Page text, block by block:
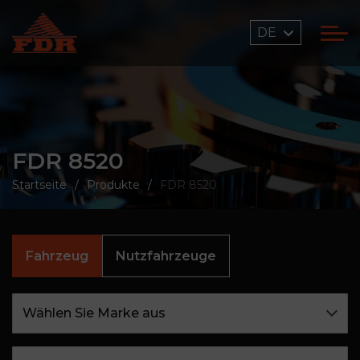
DE
FDR 8520
Startseite Produkte FDR 8520
Fahrzeug Nutzfahrzeuge